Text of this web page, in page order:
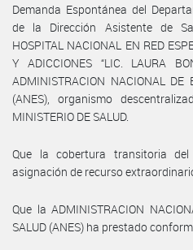
Demanda Espontánea del
de la Dirección Asistente de
HOSPITAL NACIONAL EN RED
Y ADICCIONES “LIC. LAURA
ADMINISTRACION NACIONAL DE
(ANES), organismo
MINISTERIO DE SALUD.
Que la cobertura transitoria
asignación de recurso
Que la ADMINISTRACION
SALUD (ANES) ha prestado